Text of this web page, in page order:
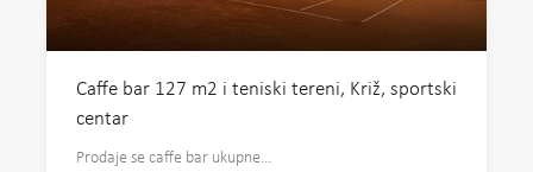
Caffe bar 127 m2 i teniski tereni, Križ, sportski
centar
Prodaje se caffe bar ukupne…